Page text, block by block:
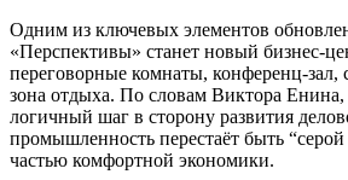
Одним из ключевых элементов
«Перспективы» станет новый бизнес-
переговорные комнаты, конференц-зал,
зона отдыха. По словам Виктора Енина,
логичный шаг в сторону развития
промышленность перестаёт быть
частью комфортной экономики.